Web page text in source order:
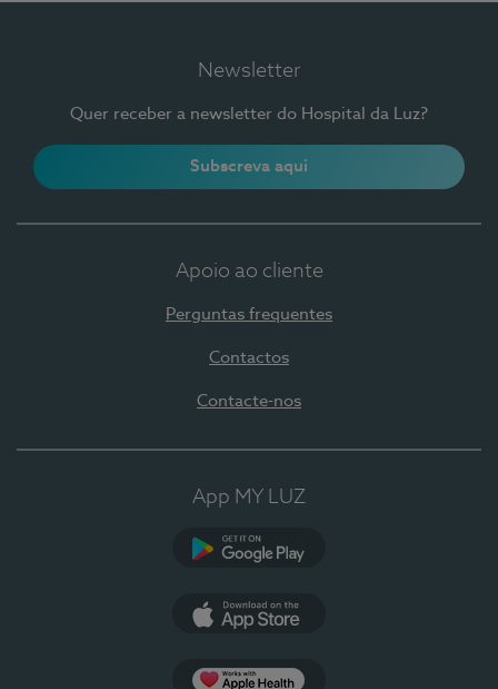
Newsletter
Quer receber a newsletter do Hospital da Luz?
Subscreva aqui
Apoio ao cliente
Perguntas frequentes
Contactos
Contacte-nos
App MY LUZ